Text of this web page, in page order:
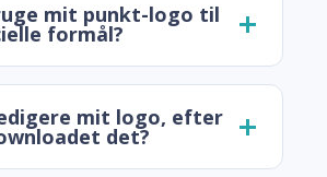
mit punkt-logo til
formål?
mit logo, efter
det?